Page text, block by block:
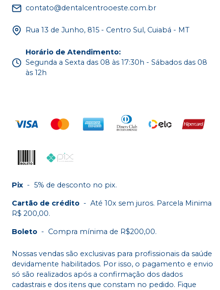
contato@dentalcentrooeste.com.br
Rua 13 de Junho, 815 - Centro Sul, Cuiabá - MT
Horário de Atendimento:
Segunda a Sexta das 08 às 17:30h - Sábados das 08
às 12h
Pix - 5% de desconto no pix.
Cartão de crédito - Até 10x sem juros. Parcela Minima
R$ 200,00.
Boleto - Compra mínima de R$200,00.
Nossas vendas são exclusivas para profissionais da saúde
devidamente habilitados. Por isso, o pagamento e envio
só são realizados após a confirmação dos dados
cadastrais e dos itens que constam no pedido. Fique